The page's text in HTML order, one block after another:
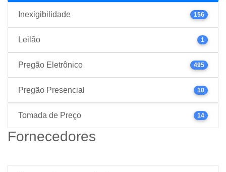
Inexigibilidade 156
Leilão 1
Pregão Eletrônico 495
Pregão Presencial 10
Tomada de Preço 14
Fornecedores